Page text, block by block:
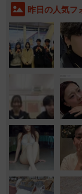
昨日の人気フ